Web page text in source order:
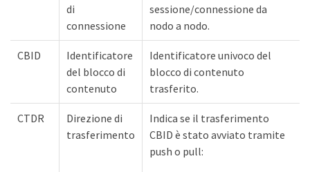
di
connessione
sessione/connessione da
nodo a nodo.
CBID
Identificatore
del blocco di
contenuto
Identificatore univoco del
blocco di contenuto
trasferito.
CTDR
Direzione di
trasferimento
Indica se il trasferimento
CBID è stato avviato tramite
push o pull: